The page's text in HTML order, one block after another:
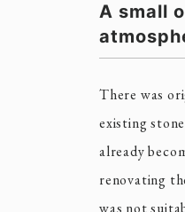
A small
There was
existing
already
renovating
was not